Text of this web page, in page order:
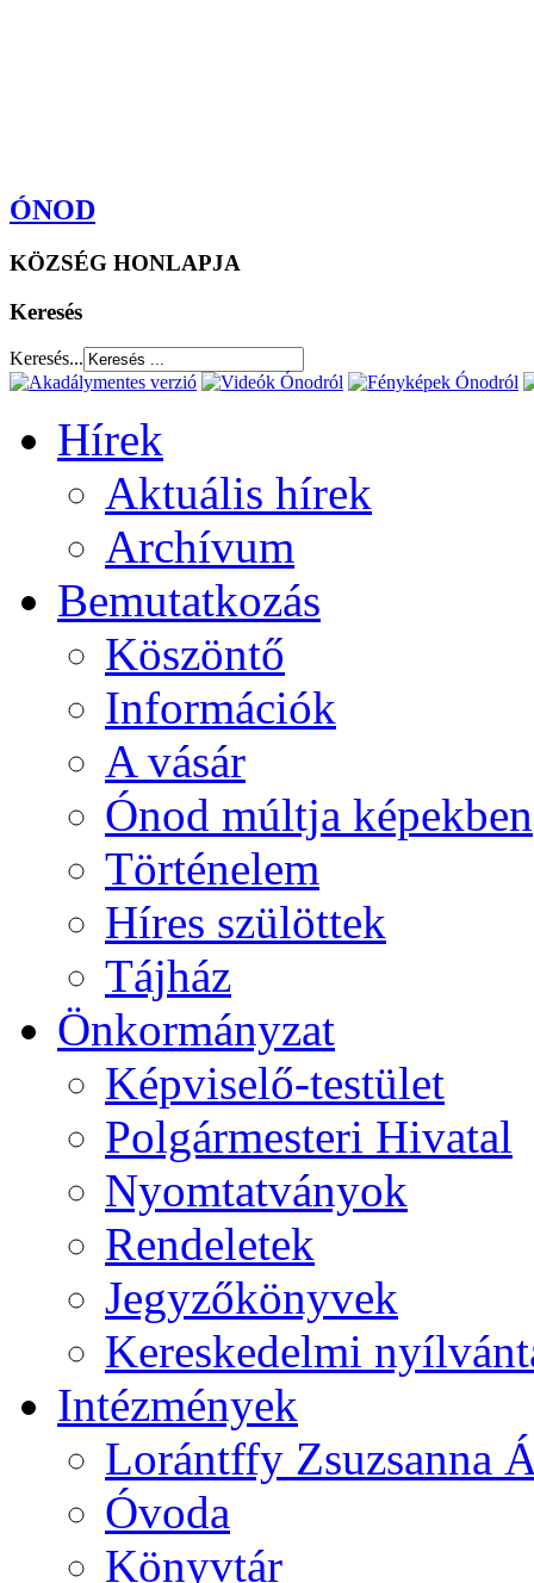
ÓNOD
KÖZSÉG HONLAPJA
Keresés
Keresés...
Hírek
Aktuális hírek
Archívum
Bemutatkozás
Köszöntő
Információk
A vásár
Ónod múltja képekben
Történelem
Híres szülöttek
Tájház
Önkormányzat
Képviselő-testület
Polgármesteri Hivatal
Nyomtatványok
Rendeletek
Jegyzőkönyvek
Kereskedelmi
Intézmények
Lorántffy Zsuzsanna
Óvoda
Könyvtár